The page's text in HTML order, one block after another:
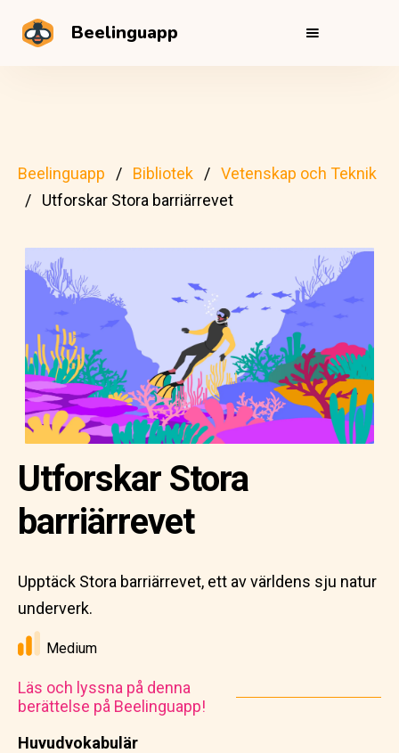
Beelinguapp
Beelinguapp Bibliotek
Vetenskap och Teknik
Utforskar Stora barriärrevet
Huvudvokabulär
Utforskar Stora
barriärrevet
Upptäck Stora barriärrevet, ett av världens sju natur
underverk.
Medium
Läs och lyssna på denna
berättelse på Beelinguapp!